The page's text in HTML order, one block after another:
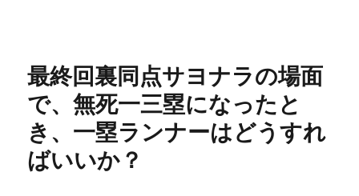
最終回裏同点サヨナラの場面
で、無死一三塁になったと
き、一塁ランナーはどうすれ
ばいいか？